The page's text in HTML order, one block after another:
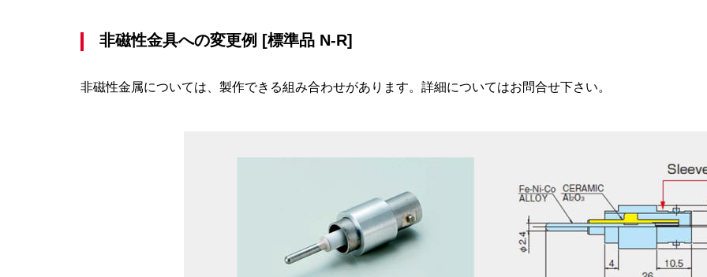
非磁性金具への変更例 [標準品 N-R]
非磁性金属については、製作できる組み合わせがあります。詳細についてはお問合せ下さい。